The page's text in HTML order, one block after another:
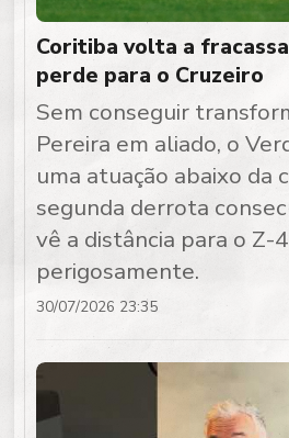
Coritiba volta a
perde para o Cruzeiro
Sem conseguir
Pereira em aliado, o
uma atuação abaixo da
segunda derrota
vê a distância para o Z-
perigosamente.
30/07/2026 23:35